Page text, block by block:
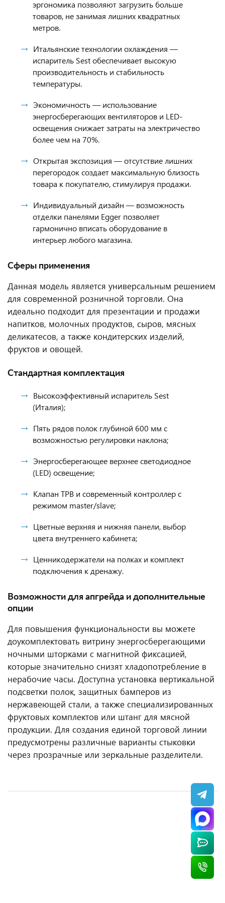
эргономика позволяют загрузить больше
товаров, не занимая лишних квадратных
метров.
Итальянские технологии охлаждения —
испаритель Sest обеспечивает высокую
производительность и стабильность
температуры.
Экономичность — использование
энергосберегающих вентиляторов и LED-
освещения снижает затраты на электричество
более чем на 70%.
Открытая экспозиция — отсутствие лишних
перегородок создает максимальную близость
товара к покупателю, стимулируя продажи.
Индивидуальный дизайн — возможность
отделки панелями Egger позволяет
гармонично вписать оборудование в
интерьер любого магазина.
Сферы применения
Данная модель является универсальным решением
для современной розничной торговли. Она
идеально подходит для презентации и продажи
напитков, молочных продуктов, сыров, мясных
деликатесов, а также кондитерских изделий,
фруктов и овощей.
Стандартная комплектация
Высокоэффективный испаритель Sest
(Италия);
Пять рядов полок глубиной 600 мм с
возможностью регулировки наклона;
Энергосберегающее верхнее светодиодное
(LED) освещение;
Клапан ТРВ и современный контроллер с
режимом master/slave;
Цветные верхняя и нижняя панели, выбор
цвета внутреннего кабинета;
Ценникодержатели на полках и комплект
подключения к дренажу.
Возможности для апгрейда и дополнительные
опции
Для повышения функциональности вы можете
доукомплектовать витрину энергосберегающими
ночными шторками с магнитной фиксацией,
которые значительно снизят хладопотребление в
нерабочие часы. Доступна установка вертикальной
подсветки полок, защитных бамперов из
нержавеющей стали, а также специализированных
фруктовых комплектов или штанг для мясной
продукции. Для создания единой торговой линии
предусмотрены различные варианты стыковки
через прозрачные или зеркальные разделители.